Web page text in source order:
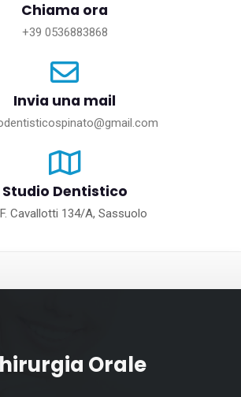
Chiama ora
+39 0536883868
Invia una mail
Studio Dentistico
Cavallotti 134/A, Sassuolo
Orale